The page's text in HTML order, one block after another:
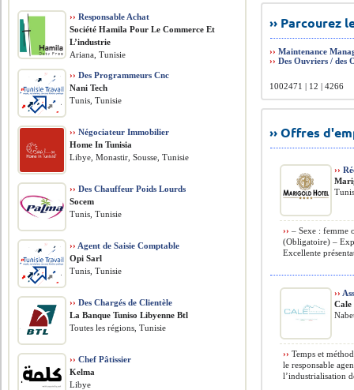
››
››Maintenance
››Des Ouvriers / des
1002471 | 12 | 4266
›› Offres
››
›› – Sexe : femme
(Obligatoire) –
Excellente
››
Cale
›› Temps et
le responsable
l’industrialisation
›› Responsable Achat
Société Hamila Pour Le Commerce Et
L’industrie
Ariana, Tunisie
›› Des Programmeurs Cnc
Nani Tech
Tunis, Tunisie
›› Négociateur Immobilier
Home In Tunisia
Libye, Monastir, Sousse, Tunisie
›› Des Chauffeur Poids Lourds
Socem
Tunis, Tunisie
›› Agent de Saisie Comptable
Opi Sarl
Tunis, Tunisie
›› Des Chargés de Clientèle
La Banque Tuniso Libyenne Btl
Toutes les régions, Tunisie
›› Chef Pâtissier
Kelma
Libye